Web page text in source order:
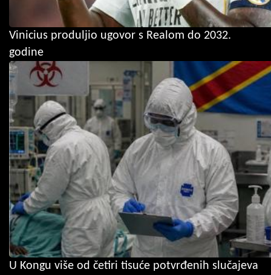
Vinicius produljio ugovor s Realom do 2032.
godine
U Kongu više od četiri tisuće potvrđenih slučajeva